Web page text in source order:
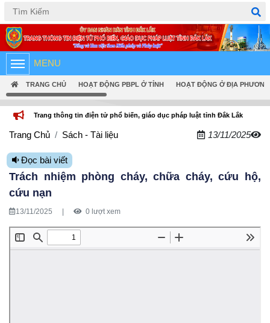
Tiếng Việt English
MENU
TRANG CHỦ HOẠT ĐỘNG PBPL Ở TỈNH HOẠT ĐỘNG Ở ĐỊA PHƯƠNG
tin điện tử phổ biến, giáo dục pháp luật tỉnh Đắk Lắk
Trang Chủ Sách - Tài liệu 13/11/2025
Đọc bài viết
Trách nhiệm phòng cháy, chữa cháy, cứu hộ,
cứu nạn
13/11/2025 0 lượt xem